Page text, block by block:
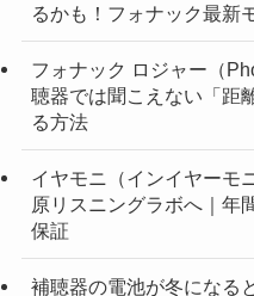
るかも！フォナック最新
フォナック ロジャー（
聴器では聞こえない「距
る方法
イヤモニ（インイヤーモ
原リスニングラボへ｜年
保証
補聴器の電池が冬になる